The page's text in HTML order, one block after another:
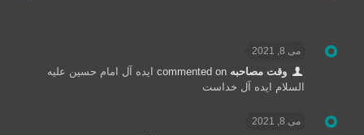
می 8, 2021
وقت مصاحبه commented on
ایده آل امام حسین علیه
السلام ایده آل خداست
می 8, 2021